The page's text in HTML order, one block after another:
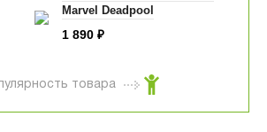
Marvel Deadpool
1 890 ₽
товара